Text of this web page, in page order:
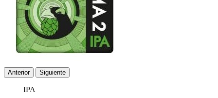
Anterior Siguiente
IPA